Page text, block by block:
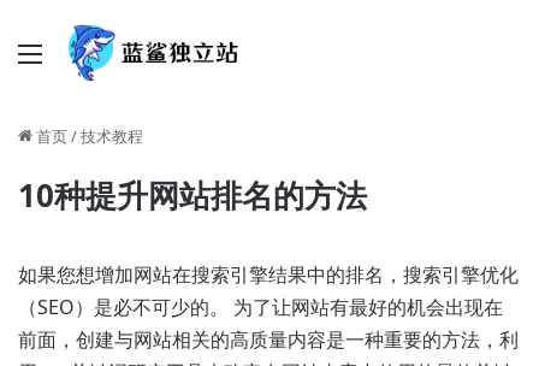
菜单
首页/技术教程
10种提升网站排名的方法
如果您想增加网站在搜索引擎结果中的排名，搜索引擎优化
（SEO）是必不可少的。 为了让网站有最好的机会出现在
前面，创建与网站相关的高质量内容是一种重要的方法，利